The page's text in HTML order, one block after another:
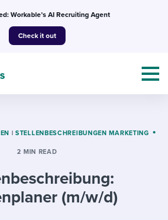
Workable’s AI Recruiting Agent
Check it out
Templates & Guides
| STELLENBESCHREIBUNGEN MARKETING
2 MIN READ
(m/w/d)